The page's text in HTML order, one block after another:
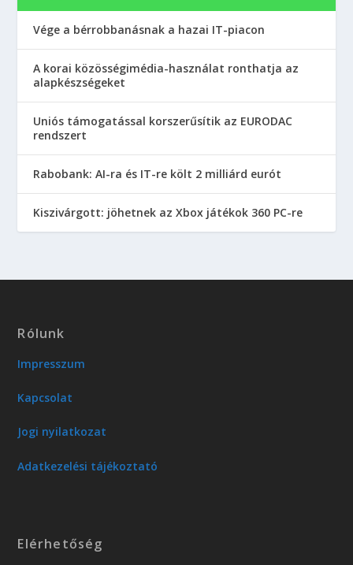
Vége a bérrobbanásnak a hazai IT-piacon
A korai közösségimédia-használat ronthatja az
alapkészségeket
Uniós támogatással korszerűsítik az EURODAC
rendszert
Rabobank: AI-ra és IT-re költ 2 milliárd eurót
Kiszivárgott: jöhetnek az Xbox játékok 360 PC-re
Rólunk
Impresszum
Kapcsolat
Jogi nyilatkozat
Adatkezelési tájékoztató
Elérhetőség